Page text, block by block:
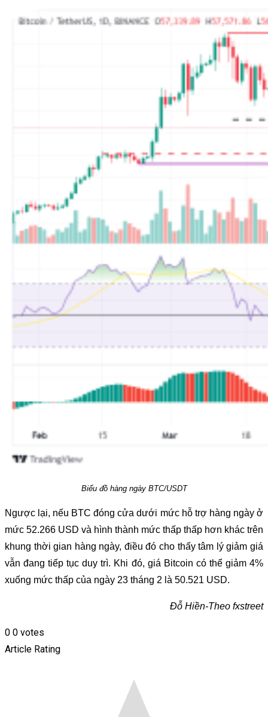
Biểu đồ hàng ngày BTC/USDT
Ngược lại, nếu BTC đóng cửa dưới mức hỗ trợ hàng ngày ở
mức 52.266 USD và hình thành mức thấp thấp hơn khác trên
khung thời gian hàng ngày, điều đó cho thấy tâm lý giảm giá
vẫn đang tiếp tục duy trì. Khi đó, giá Bitcoin có thể giảm 4%
xuống mức thấp của ngày 23 tháng 2 là 50.521 USD.
Đỗ Hiền-Theo fxstreet
0 0 votes
Article Rating